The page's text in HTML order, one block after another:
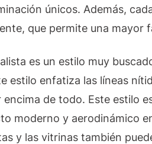
únicos. Además,
que permite una mayor
es un estilo muy
estilo enfatiza las líneas
de todo. Este estilo
moderno y aerodinámico
y las vitrinas también